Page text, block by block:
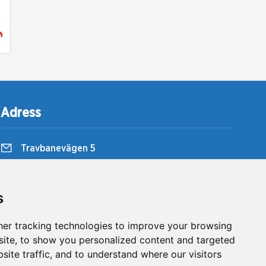
tracking technologies to improve your browsing
to show you personalized content and targeted
traffic, and to understand where our visitors
Adress
Travbanevägen 5